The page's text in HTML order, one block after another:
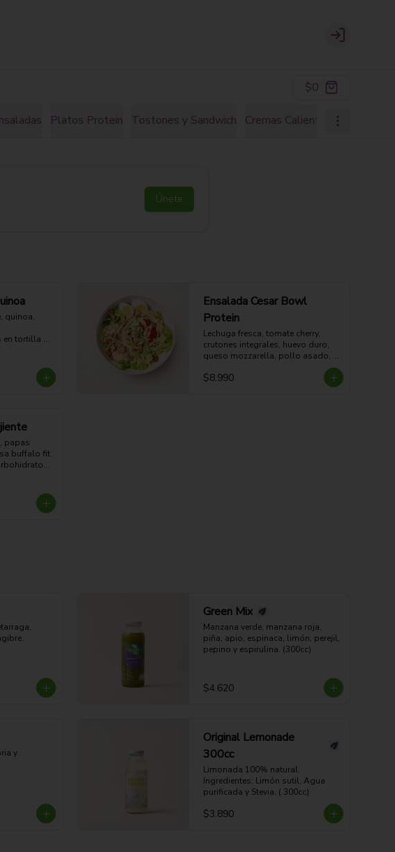
Login
$0
Platos Protein Tostones y Sandwich Cremas Calientes
Únete
quinoa,
en tortilla
654 Kcal
Ensalada Cesar Bowl
Protein
Lechuga fresca, tomate cherry,
crutones integrales, huevo duro,
queso mozzarella, pollo asado,
limón.
54g Proteina - 51g Carbohidratos -
$8.990
papas
buffalo fit.
-
Green Mix
Manzana verde, manzana roja,
piña, apio, espinaca, limón, perejil,
pepino y espirulina. (300cc)
$4.620
y
Original Lemonade
300cc
Limonada 100% natural.
Ingredientes: Limón sutil, Agua
purificada y Stevia. ( 300cc)
$3.890